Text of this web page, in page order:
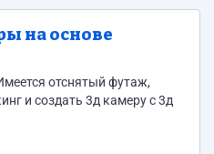
на основе
с 3д